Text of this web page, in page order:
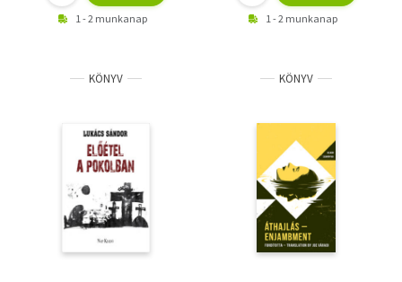
1 - 2 munkanap 1 - 2 munkanap
KÖNYV KÖNYV